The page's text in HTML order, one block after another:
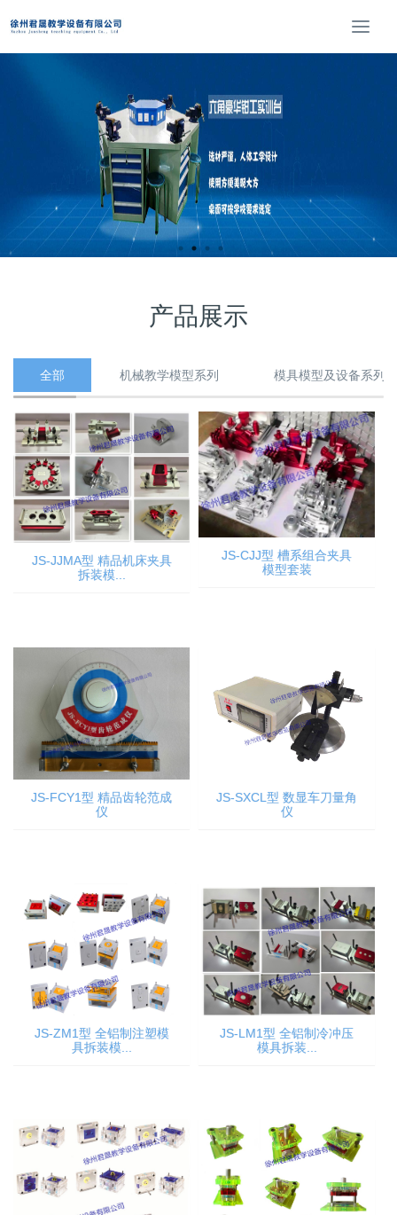
T
o
i
g
t
产品展示
全部 机械教学模型系列 模具模型及设备系列
JS-JJMA型 精品机床夹具
拆装模...
JS-CJJ型 槽系组合夹具
模型套装
JS-FCY1型 精品齿轮范成
仪
JS-SXCL型 数显车刀量角
仪
JS-ZM1型 全铝制注塑模
具拆装模...
JS-LM1型 全铝制冷冲压
模具拆装...